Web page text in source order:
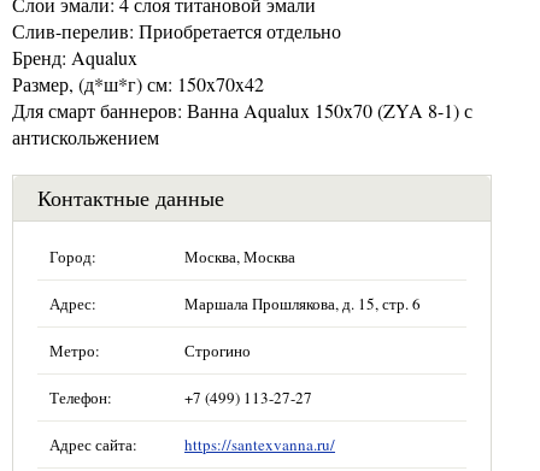
Слив-перелив: Приобретается отдельно
Бренд: Aqualux
Размер, (д*ш*г) см: 150x70x42
Для смарт баннеров: Ванна Aqualux 150x70 (ZYA 8-1) с
антискольжением
Контактные данные
Город: Москва, Москва
Адрес: Маршала Прошлякова, д. 15, стр. 6
Метро: Строгино
Телефон: +7 (499) 113-27-27
Адрес сайта: https://santexvanna.ru/